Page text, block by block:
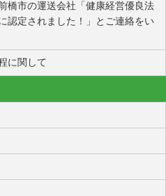
橋市の運送会社「健康経営優良法
認定されました！」とご連絡をい
に関して